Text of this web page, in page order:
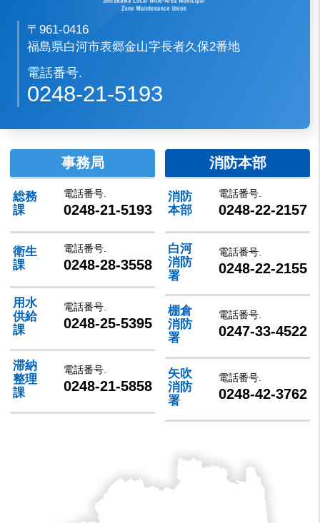
〒961-0416
福島県白河市表郷金山字長者久保2番地
電話番号.
0248-21-5193
事務局
総務
課
電話番号.
0248-21-5193
衛生
課
電話番号.
0248-28-3558
用水
供給
課
電話番号.
0248-25-5395
滞納
整理
課
電話番号.
0248-21-5858
消防本部
消防
本部
電話番号.
0248-22-2157
白河
消防
署
電話番号.
0248-22-2155
棚倉
消防
署
電話番号.
0247-33-4522
矢吹
消防
署
電話番号.
0248-42-3762